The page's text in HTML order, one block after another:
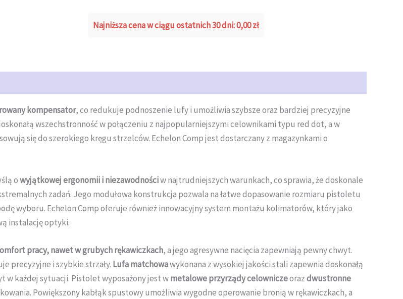
Najniższa cena w ciągu ostatnich 30 dni:0,00zł
kompensator, co redukuje podnoszenie lufy i umożliwia szybsze oraz bardziej precyzyjne
wszechstronność w połączeniu z najpopularniejszymi celownikami typu red dot, a w
się do szerokiego kręgu strzelców. Echelon Comp jest dostarczany z magazynkami o
owyjątkowej ergonomii i niezawodnościw najtrudniejszych warunkach, co sprawia, że doskonale
zadań. Jego modułowa konstrukcja pozwala na łatwe dopasowanie rozmiaru pistoletu
wyboru. Echelon Comp oferuje również innowacyjny system montażu kolimatorów, który jako
instalację optyki.
pracy, nawet w grubych rękawiczkach, a jego agresywne nacięcia zapewniają pewny chwyt.
precyzyjne i szybkie strzały. Lufa matchowawykonana z wysokiej jakości stali zapewnia doskonałą
w każdej sytuacji. Pistolet wyposażony jest wmetalowe przyrządy celowniczeorazdwustronne
Powiększony kabłąk spustowy umożliwia wygodne operowanie bronią w rękawiczkach, a